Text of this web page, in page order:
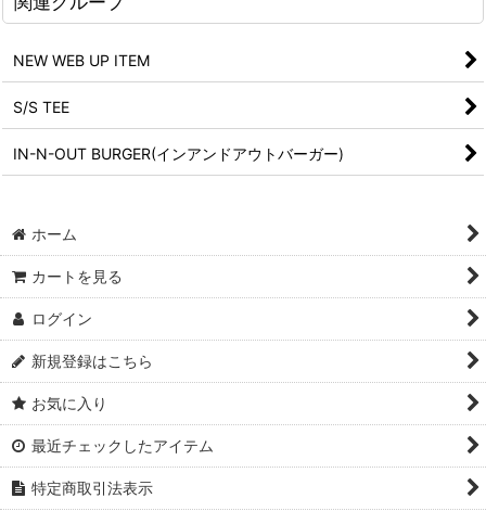
NEW WEB UP ITEM
S/S TEE
IN-N-OUT BURGER(インアンドアウトバーガー)
ホーム
カートを見る
ログイン
新規登録はこちら
お気に入り
最近チェックしたアイテム
特定商取引法表示